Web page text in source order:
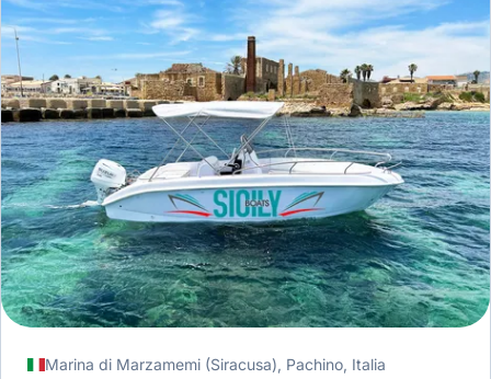
Marina di Marzamemi (Siracusa), Pachino, Italia